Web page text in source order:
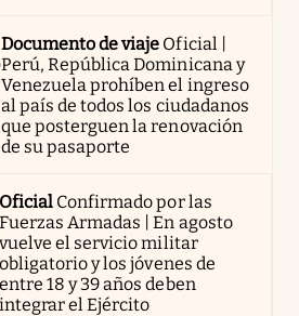
Documento de viaje Oficial |
Perú, República Dominicana y
Venezuela prohíben el ingreso
al país de todos los ciudadanos
que posterguen la renovación
de su pasaporte
Oficial Confirmado por las
Fuerzas Armadas | En agosto
vuelve el servicio militar
obligatorio y los jóvenes de
entre 18 y 39 años deben
integrar el Ejército